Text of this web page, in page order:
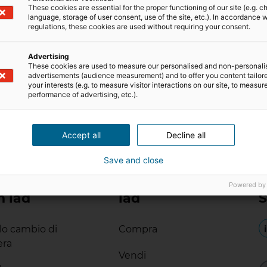
Dai social agli eventi di settore: come il
networking può far crescere la tua carriera
immobiliare
Il networking è uno strumento essenziale per
far crescere la tua carriera nel mondo
dell’immobiliare! Saper creare relazioni
professionali nuove e durature può infatti fare
nuove possibilità di business. Che tu sia un
consulente con una buona esperienza o alle
iad
cambio di
iad
Compra
Vendi
These cookies are essential for the proper functioning of our site (e.g.
language, storage of user consent, use of the site, etc.). In accordance
regulations, these cookies are used without requiring your consent.
Advertising
These cookies are used to measure our personalised and non-
advertisements (audience measurement) and to offer you content
your interests (e.g. to measure visitor interactions on our site, to
performance of advertising, etc.).
Accept all Decline all
Save and close
Powered by